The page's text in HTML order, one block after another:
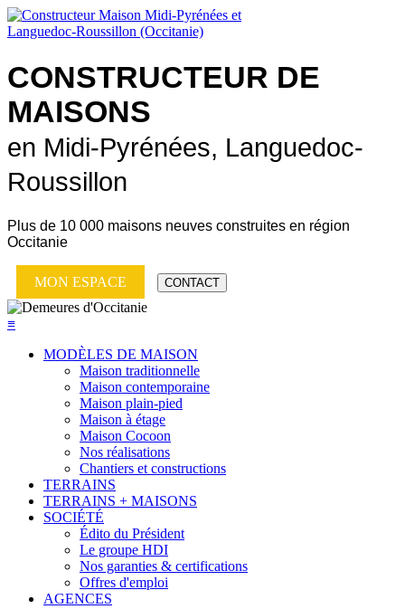
CONSTRUCTEUR DE
MAISONS
en Midi-Pyrénées, Languedoc-
Roussillon
Plus de 10 000 maisons neuves construites en région
Occitanie
MON ESPACE CONTACT
≡
MODÈLES DE MAISON
Maison traditionnelle
Maison contemporaine
Maison plain-pied
Maison à étage
Maison Cocoon
Nos réalisations
Chantiers et constructions
TERRAINS
TERRAINS + MAISONS
SOCIÉTÉ
Édito du Président
Le groupe HDI
Nos garanties & certifications
Offres d'emploi
AGENCES